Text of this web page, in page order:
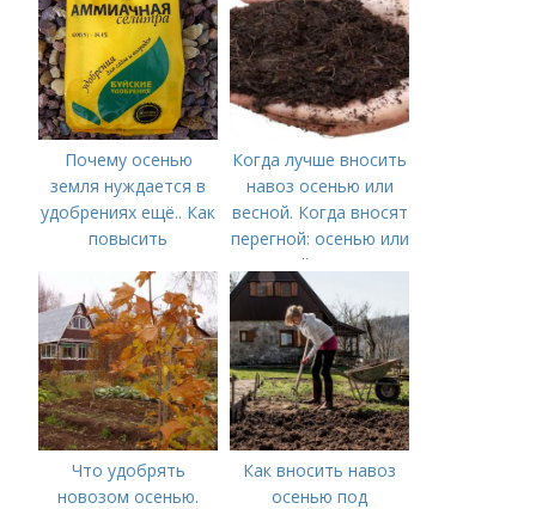
Почему осенью
земля нуждается в
удобрениях ещё.. Как
повысить
осенью
Когда лучше вносить
навоз осенью или
весной. Когда вносят
перегной: осенью или
весной, правила
внесения удобрений
Что удобрять
новозом осенью.
Как вносить навоз
осенью под